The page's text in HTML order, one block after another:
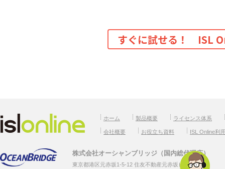
すぐに試せる！ ISL
ホーム 製品概要 ライセンス体系
会社概要 お役立ち資料 ISL Online利
株式会社オーシャンブリッジ（国内総代理店）
東京都港区元赤坂1-5-12 住友不動産元赤坂ビル7F